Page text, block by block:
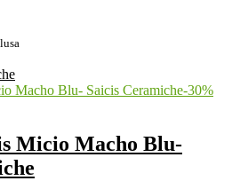
-30%
Micio Macho Blu-